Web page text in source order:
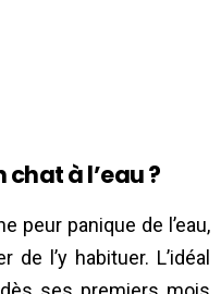
à l’eau ?
peur panique de l’eau,
l’y habituer. L’idéal